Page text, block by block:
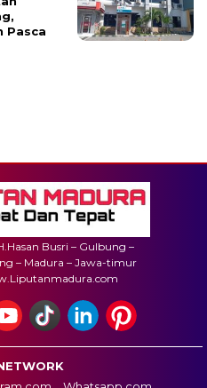
Pasca
Busri – Gulbung –
– Madura – Jawa-timur